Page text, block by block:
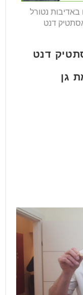
באדיבות נטורל
דנט
דנט